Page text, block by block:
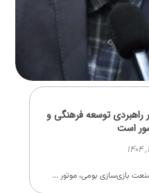
راهبردی توسعه فرهنگی و
است
بازی‌سازی بومی، موتور ...